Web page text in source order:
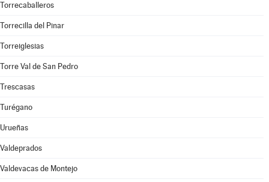
Torrecaballeros
Torrecilla del Pinar
Torreiglesias
Torre Val de San Pedro
Trescasas
Turégano
Urueñas
Valdeprados
Valdevacas de Montejo